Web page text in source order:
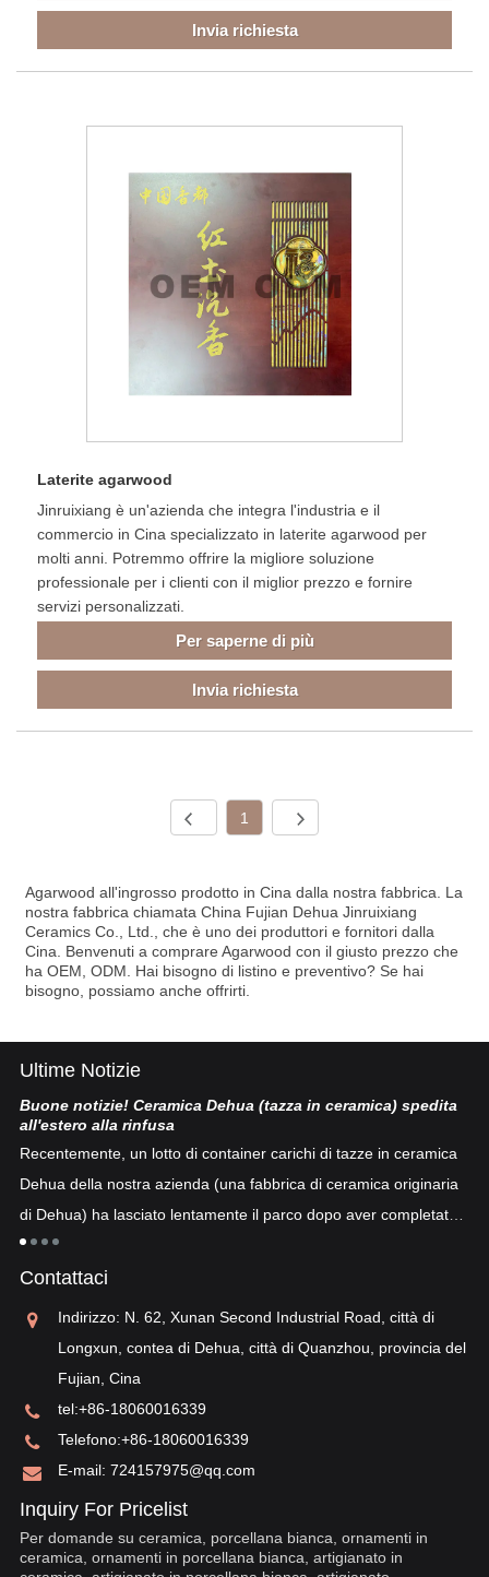
Invia richiesta
Laterite agarwood
Jinruixiang è un'azienda che integra l'industria e il
commercio in Cina specializzato in laterite agarwood per
molti anni. Potremmo offrire la migliore soluzione
professionale per i clienti con il miglior prezzo e fornire
servizi personalizzati.
Per saperne di più
Invia richiesta
1
Agarwood all'ingrosso prodotto in Cina dalla nostra fabbrica. La
nostra fabbrica chiamata China Fujian Dehua Jinruixiang
Ceramics Co., Ltd., che è uno dei produttori e fornitori dalla
Cina. Benvenuti a comprare Agarwood con il giusto prezzo che
ha OEM, ODM. Hai bisogno di listino e preventivo? Se hai
bisogno, possiamo anche offrirti.
Ultime Notizie
Buone notizie! Ceramica Dehua (tazza in ceramica) spedita
all'estero alla rinfusa
Recentemente, un lotto di container carichi di tazze in ceramica
Dehua della nostra azienda (una fabbrica di ceramica originaria
di Dehua) ha lasciato lentamente il parco dopo aver completato
lo sdoganamento...
Contattaci
Indirizzo: N. 62, Xunan Second Industrial Road, città di
Longxun, contea di Dehua, città di Quanzhou, provincia del
Fujian, Cina
tel:+86-18060016339
Telefono:+86-18060016339
E-mail: 724157975@qq.com
Inquiry For Pricelist
Per domande su ceramica, porcellana bianca, ornamenti in
ceramica, ornamenti in porcellana bianca, artigianato in